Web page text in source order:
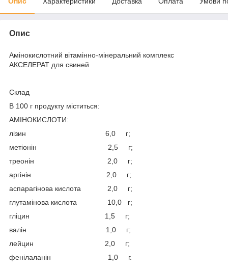
Опис
Амiнокислотний вiтамiнно-мiнеральний комплекс
АКСЕЛЕРАТ для свиней
Cклад
В 100 г продукту міститься:
АМІНОКИСЛОТИ:
лізин 6,0 г;
метіонін 2,5 г;
треонін 2,0 г;
аргінін 2,0 г;
аспарагінова кислота 2,0 г;
глутамінова кислота 10,0 г;
гліцин 1,5 г;
валін 1,0 г;
лейцин 2,0 г;
фенілаланін 1,0 г.